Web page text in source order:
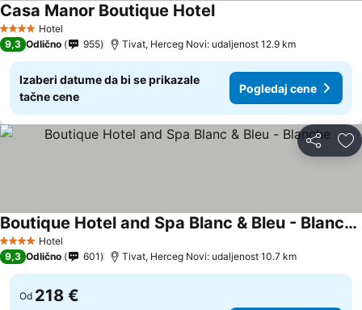
4 ZvezdiceHotel
Casa Manor Boutique HotelPogledaj cene
9,3 Odlično 955 Tivat, Herceg Novi: udaljenost 12.9 km
Izaberi datume da bi se prikazale
tačne cene
Pogledaj cene
Deli
4 ZvezdiceHotel
Boutique Hotel and Spa Blanc & Bleu - Blanche
Pogledaj cene
9,3 Odlično 601 Tivat, Herceg Novi: udaljenost 10.7 km
Od 218 €